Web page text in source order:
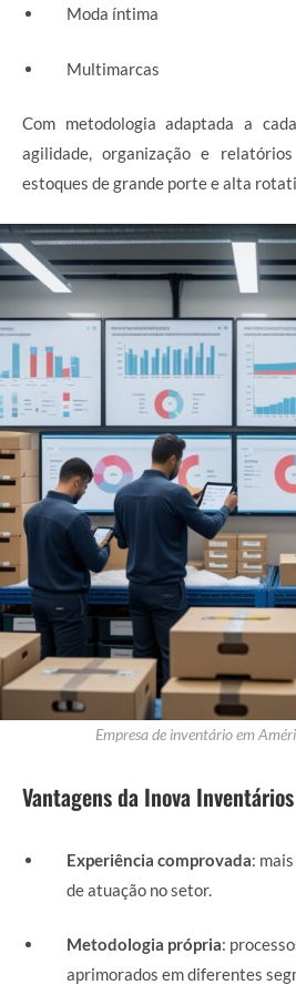
Moda íntima
Multimarcas
Com metodologia adaptada a
agilidade, organização e
estoques de grande porte e alta
Empresa de inventário em
Vantagens da Inova Inventários
Experiência comprovada:
de atuação no setor.
Metodologia própria:
aprimorados em diferentes